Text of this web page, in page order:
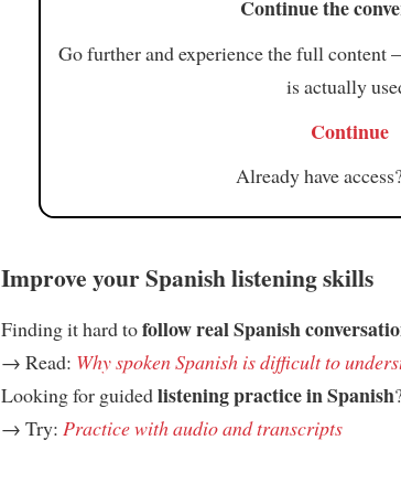
Continue the
Go further and experience the full content
is actually
Continue
Already have
Improve your Spanish listening skills
Finding it hard tofollow real Spanish
→ Read: Why spoken Spanish is difficult to
Looking for guidedlistening practice in Spanish
→ Try: Practice with audio and transcripts